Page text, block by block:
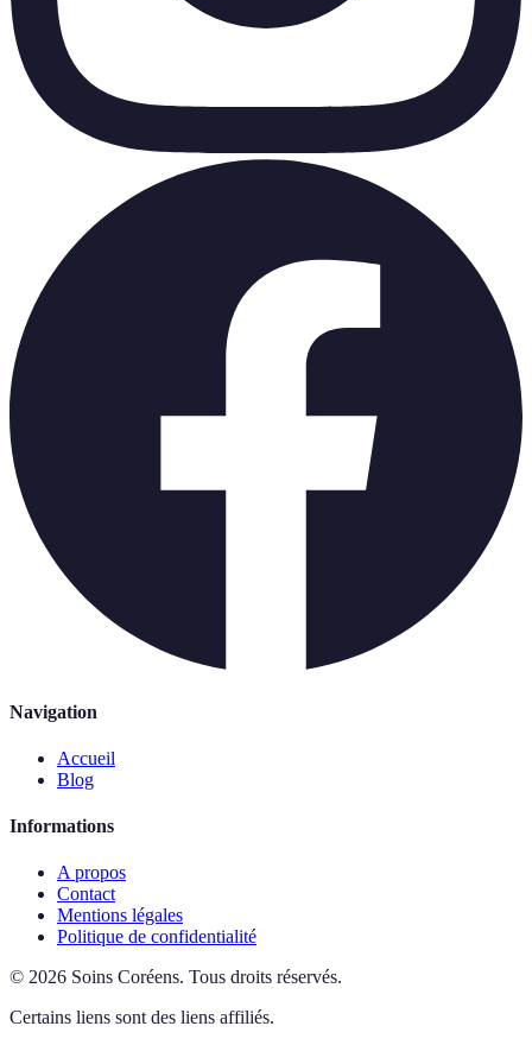
Navigation
Accueil
Blog
Informations
A propos
Contact
Mentions légales
Politique de confidentialité
© 2026 Soins Coréens. Tous droits réservés.
Certains liens sont des liens affiliés.